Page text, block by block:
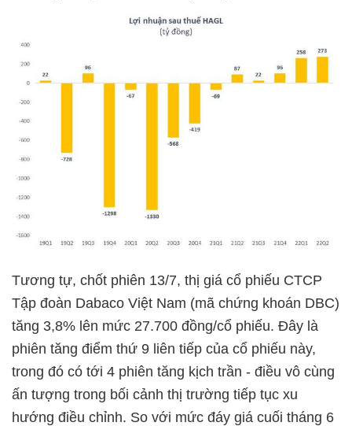
Tương tự, chốt phiên 13/7, thị giá cổ phiếu CTCP
Tập đoàn Dabaco Việt Nam (mã chứng khoán DBC)
tăng 3,8% lên mức 27.700 đồng/cổ phiếu. Đây là
phiên tăng điểm thứ 9 liên tiếp của cổ phiếu này,
trong đó có tới 4 phiên tăng kịch trần - điều vô cùng
ấn tượng trong bối cảnh thị trường tiếp tục xu
hướng điều chỉnh. So với mức đáy giá cuối tháng 6